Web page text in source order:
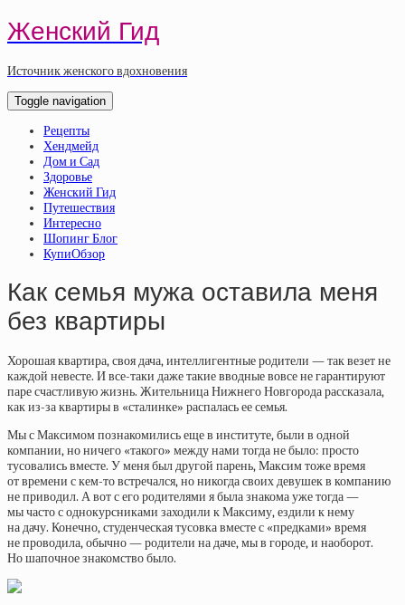
Женский Гид
Источник женского вдохновения
Toggle navigation
Рецепты
Хендмейд
Дом и Сад
Здоровье
Женский Гид
Путешествия
Интересно
Шопинг Блог
КупиОбзор
Как семья мужа оставила меня
без квартиры
Хорошая квартира, своя дача, интеллигентные родители — так везет не
каждой невесте. И все-таки даже такие вводные вовсе не гарантируют
паре счастливую жизнь. Жительница Нижнего Новгорода рассказала,
как из-за квартиры в «сталинке» распалась ее семья.
Мы с Максимом познакомились еще в институте, были в одной
компании, но ничего «такого» между нами тогда не было: просто
тусовались вместе. У меня был другой парень, Максим тоже время
от времени с кем-то встречался, но никогда своих девушек в компанию
не приводил. А вот с его родителями я была знакома уже тогда —
мы часто с однокурсниками заходили к Максиму, ездили к нему
на дачу. Конечно, студенческая тусовка вместе с «предками» время
не проводила, обычно — родители на даче, мы в городе, и наоборот.
Но шапочное знакомство было.